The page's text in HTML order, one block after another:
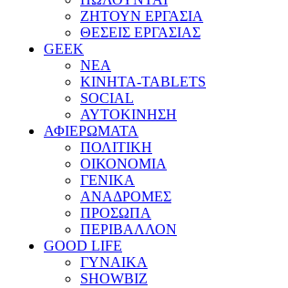
ΖΗΤΟΥΝ ΕΡΓΑΣΙΑ
ΘΕΣΕΙΣ ΕΡΓΑΣΙΑΣ
GEEK
ΝΕΑ
ΚΙΝΗΤΑ-TABLETS
SOCIAL
ΑΥΤΟΚΙΝΗΣΗ
ΑΦΙΕΡΩΜΑΤΑ
ΠΟΛΙΤΙΚΗ
ΟΙΚΟΝΟΜΙΑ
ΓΕΝΙΚΑ
ΑΝΑΔΡΟΜΕΣ
ΠΡΟΣΩΠΑ
ΠΕΡΙΒΑΛΛΟΝ
GOOD LIFE
ΓΥΝΑΙΚΑ
SHOWBIZ